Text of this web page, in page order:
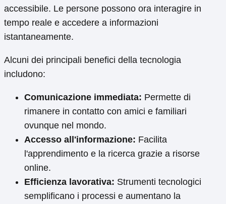
accessibile. Le persone possono ora interagire in
tempo reale e accedere a informazioni
istantaneamente.
Alcuni dei principali benefici della tecnologia
includono:
Comunicazione immediata: Permette di
rimanere in contatto con amici e familiari
ovunque nel mondo.
Accesso all'informazione: Facilita
l'apprendimento e la ricerca grazie a risorse
online.
Efficienza lavorativa: Strumenti tecnologici
semplificano i processi e aumentano la